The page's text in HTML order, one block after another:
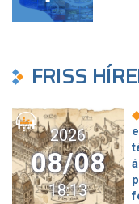
FRISS
2026
08/08
18:13